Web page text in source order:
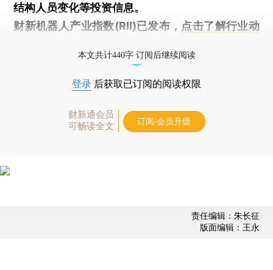
结构人员变化等投资信息。
财新机器人产业指数(RII)已发布， 点击了解行业动
本文共计440字 订阅后继续阅读
登录 后获取已订阅的阅读权限
财新通会员
可畅读全文
订阅/会员升级
责任编辑：朱长征
版面编辑：王永